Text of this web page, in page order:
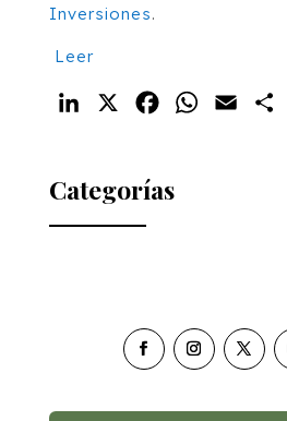
Inversiones.
Leer
LinkedIn FacebookWhatsApp
Email
Categorías